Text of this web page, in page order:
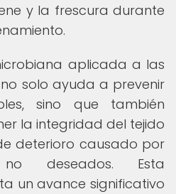
y la frescura durante
aplicada a las
solo ayuda a prevenir
sino que también
la integridad del tejido
deterioro causado por
no deseados. Esta
un avance significativo